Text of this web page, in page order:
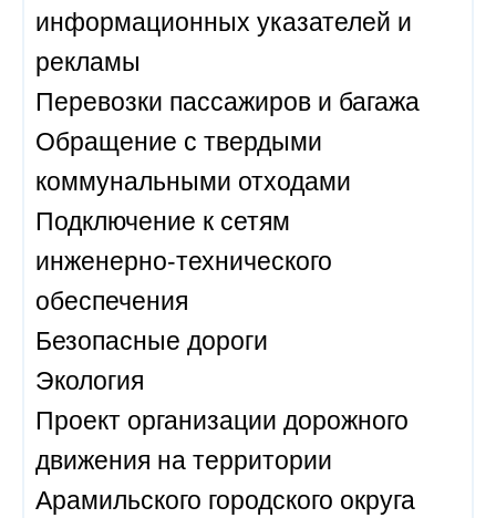
информационных указателей и
рекламы
Перевозки пассажиров и багажа
Обращение с твердыми
коммунальными отходами
Подключение к сетям
инженерно-технического
обеспечения
Безопасные дороги
Экология
Проект организации дорожного
движения на территории
Арамильского городского округа